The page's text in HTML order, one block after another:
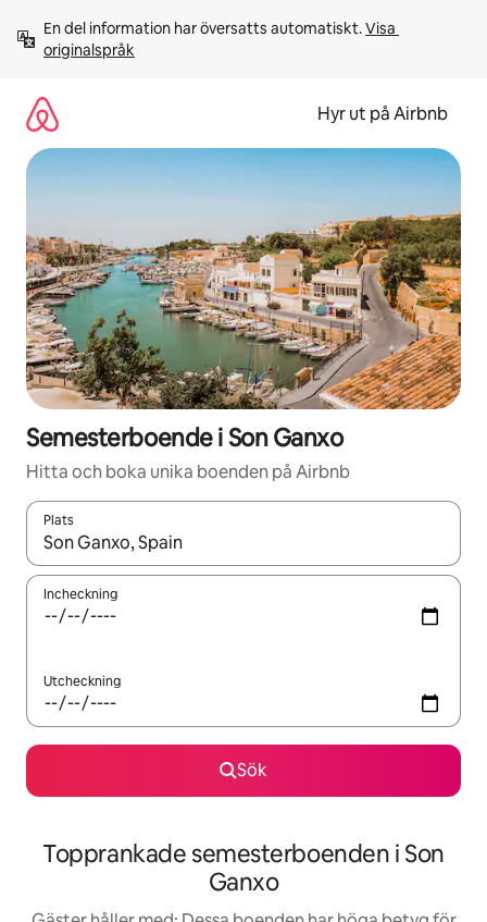
innehåll
En del information har översatts automatiskt. Visa
originalspråk
Hyr ut på Airbnb
Semesterboende i Son Ganxo
Hitta och boka unika boenden på Airbnb
Plats
När resultaten är tillgängliga kan du navigera med upp- och
Incheckning
Utcheckning
Sök
Topprankade semesterboenden i Son
Ganxo